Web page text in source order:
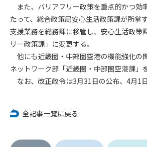
会員規約
また、バリアフリー政策を重点的かつ効
たって、総合政策局安心生活政策課が所掌
支援業務を総務課に移管し、安心生活政策
リー政策課」に変更する。
他にも近畿圏・中部圏空港の機能強化の
ネットワーク部「近畿圏・中部圏空港課」
なお、改正政令は3月31日の公布、4月1
全記事一覧に戻る
第2条（規約の変更）
本規約は、会員の了承を得ることなく、随
あります。変更内容は、建設資料館WEB上
ちに全ての会員が了承したものとみなします
第4条（会員審査および資格の取り消し）
会員とは、本規約を承諾の上、所定の会員
後、管理者がこれを承認した者をいいます
1. 管理者は前条により審査の結果、会員申
員としての権限を承認しないことがありま